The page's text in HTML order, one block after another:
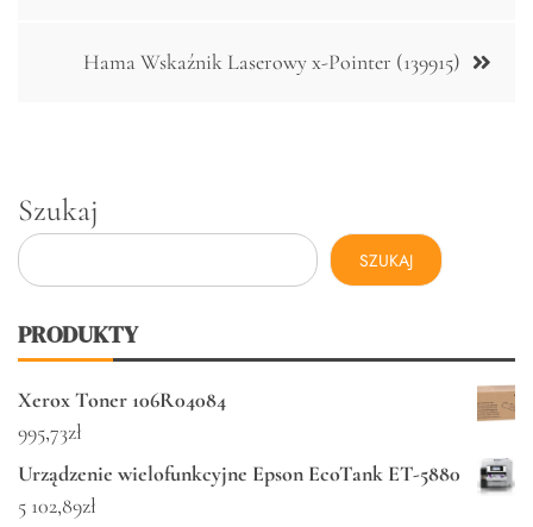
Hama Wskaźnik Laserowy x-Pointer (139915)
Szukaj
SZUKAJ
PRODUKTY
Xerox Toner 106R04084
995,73zł
Urządzenie wielofunkcyjne Epson EcoTank ET-5880
5 102,89zł